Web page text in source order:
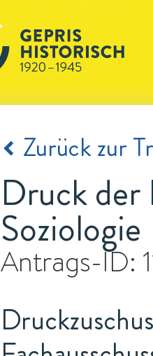
Zurück zur
Druck
Soziologie
Antrags-ID: